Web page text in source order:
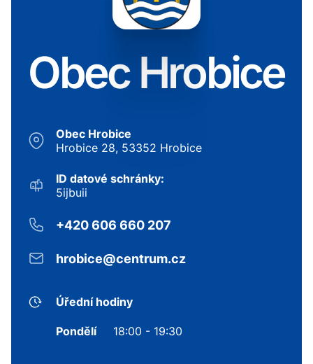
Obec Hrobice
Obec Hrobice
Hrobice 28, 53352 Hrobice
ID datové schránky:
5ijbuii
+420 606 660 207
hrobice@centrum.cz
Úřední hodiny
Pondělí 18:00 - 19:30